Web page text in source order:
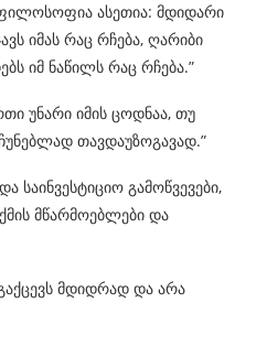
ასეთია: მდიდარი
იმას რაც რჩება, ღარიბი
იმ ნაწილს რაც რჩება.”
უნარი იმის ცოდნაა, თუ
თავდაუზოგავად.”
საინვესტიციო გამოწვევები,
მწარმოებლები და
მდიდრად და არა